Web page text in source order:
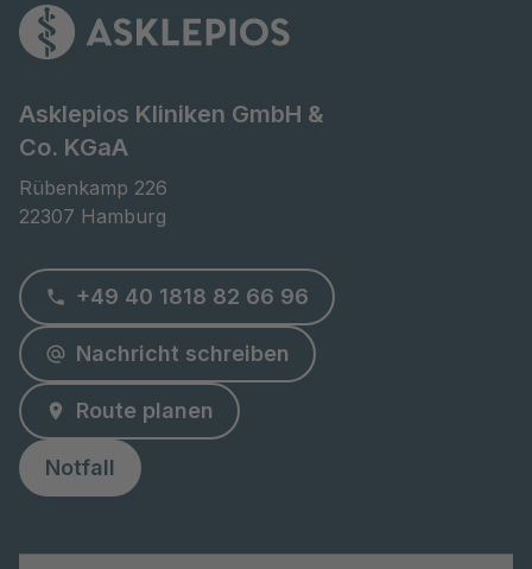
Asklepios Kliniken GmbH &
Co. KGaA
Rübenkamp 226
22307 Hamburg
+49 40 1818 82 66 96
Nachricht schreiben
Route planen
Notfall